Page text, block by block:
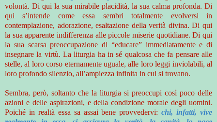
volontà. Di qui la sua mirabile placidità, la sua calma profonda. Di
qui s’intende come essa sembri totalmente evolversi in
contemplazione, adorazione, esaltazione della verità divina. Di qui
la sua apparente indifferenza alle piccole miserie quotidiane. Di qui
la sua scarsa preoccupazione di “educare” immediatamente e di
insegnare la virtù. La liturgia ha in sé qualcosa che fa pensare alle
stelle, al loro corso eternamente uguale, alle loro leggi inviolabili, al
loro profondo silenzio, all’ampiezza infinita in cui si trovano.
Sembra, però, soltanto che la liturgia si preoccupi così poco delle
azioni e delle aspirazioni, e della condizione morale degli uomini.
Poiché in realtà essa sa assai bene provvedervi:chi, infatti, vive